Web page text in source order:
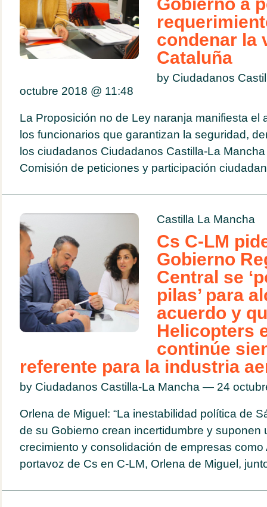
condenar la
Cataluña
by Ciudadanos
octubre 2018 @ 11:48
La Proposición no de Ley naranja manifiesta el
los funcionarios que garantizan la seguridad,
los ciudadanos Ciudadanos Castilla-La
Comisión de peticiones y participación
Castilla La Mancha
Cs C-LM
Gobierno
Central se
pilas’ para
acuerdo y
Helicopters
continúe
referente para la industria
by Ciudadanos Castilla-La Mancha — 24
Orlena de Miguel: “La inestabilidad política de
de su Gobierno crean incertidumbre y suponen
crecimiento y consolidación de empresas como
portavoz de Cs en C-LM, Orlena de Miguel,